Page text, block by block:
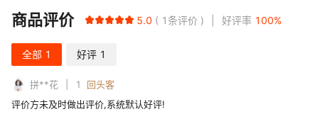
商品评价 5.0 1条评价 好评率 100%
全部 1 好评 1
拼**花 1
回头客
评价方未及时做出评价,系统默认好评!